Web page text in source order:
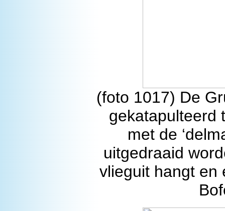
(foto 1017) De
gekatapulteerd
met de
uitgedraaid
vlieguit hangt en